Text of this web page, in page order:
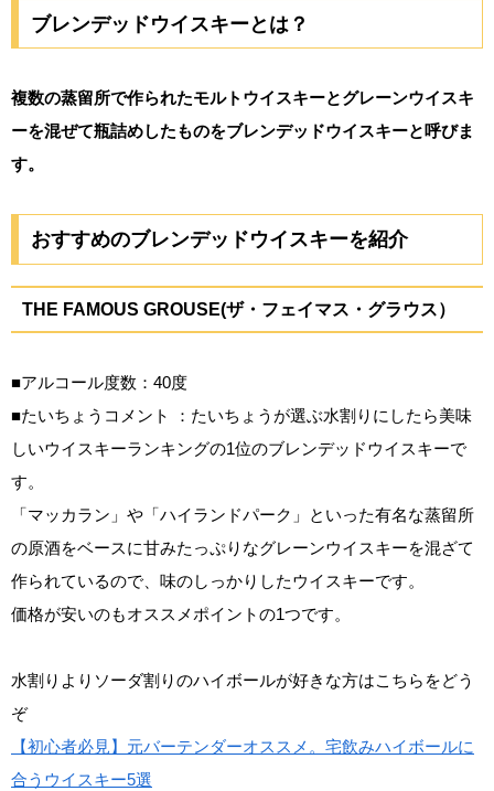
ブレンデッドウイスキーとは？
複数の蒸留所で作られたモルトウイスキーとグレーンウイスキ
ーを混ぜて瓶詰めしたものをブレンデッドウイスキーと呼びま
す。
おすすめのブレンデッドウイスキーを紹介
THE FAMOUS GROUSE(ザ・フェイマス・グラウス）
■アルコール度数：40度
■たいちょうコメント ：たいちょうが選ぶ水割りにしたら美味
しいウイスキーランキングの1位のブレンデッドウイスキーで
す。
「マッカラン」や「ハイランドパーク」といった有名な蒸留所
の原酒をベースに甘みたっぷりなグレーンウイスキーを混ざて
作られているので、味のしっかりしたウイスキーです。
価格が安いのもオススメポイントの1つです。
水割りよりソーダ割りのハイボールが好きな方はこちらをどう
ぞ
【初心者必見】元バーテンダーオススメ。宅飲みハイボールに
合うウイスキー5選